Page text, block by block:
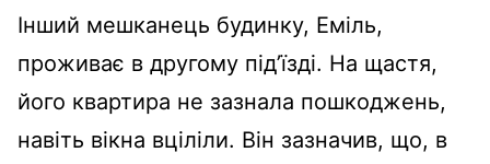
Інший мешканець будинку, Еміль,
проживає в другому під’їзді. На щастя,
його квартира не зазнала пошкоджень,
навіть вікна вціліли. Він зазначив, що, в